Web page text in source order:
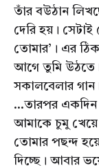
তাঁর বউঠান
দেরি হয়। সেটাই
তোমার’। এর
আগে তুমি
সকালবেলার
...তারপর
আমাকে চুমু খেয়ে
তোমার পছন্দ
দিচ্ছে। আবার